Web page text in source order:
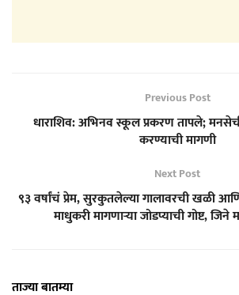
Previous Post
धाराशिव: अभिनव स्कूल प्रकरण तापले; मनसेची
करण्याची मागणी
Next Post
९३ वर्षांचं प्रेम, सुरकुतलेल्या गालावरची खळी
माधुकरी मागणाऱ्या जोडप्याची गोष्ट, जिने
ताज्या बातम्या